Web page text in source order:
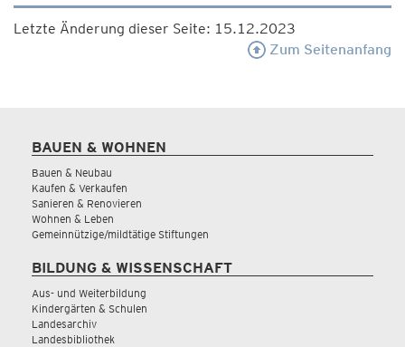
Letzte Änderung dieser Seite: 15.12.2023
Zum Seitenanfang
BAUEN & WOHNEN
Bauen & Neubau
Kaufen & Verkaufen
Sanieren & Renovieren
Wohnen & Leben
Gemeinnützige/mildtätige Stiftungen
BILDUNG & WISSENSCHAFT
Aus- und Weiterbildung
Kindergärten & Schulen
Landesarchiv
Landesbibliothek